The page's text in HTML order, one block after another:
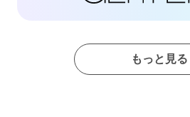
もっと見る